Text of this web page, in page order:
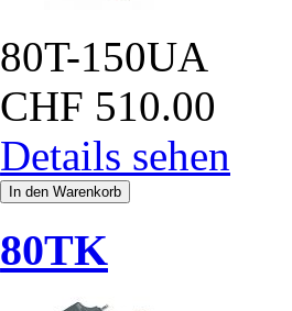
80T-150UA
CHF 510.00
Details sehen
80TK